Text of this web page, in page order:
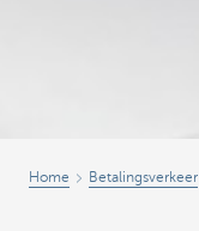
Home Betalingsverkeer